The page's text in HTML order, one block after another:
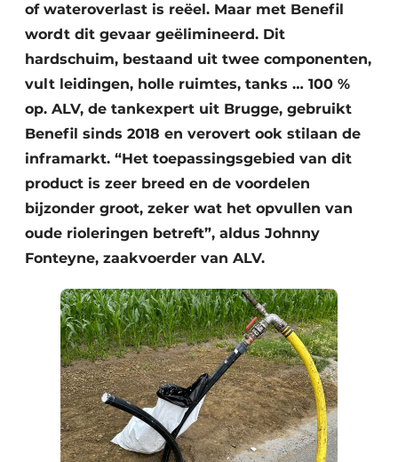
of wateroverlast is reëel. Maar met Benefil
wordt dit gevaar geëlimineerd. Dit
hardschuim, bestaand uit twee componenten,
vult leidingen, holle ruimtes, tanks … 100 %
op. ALV, de tankexpert uit Brugge, gebruikt
Benefil sinds 2018 en verovert ook stilaan de
inframarkt. “Het toepassingsgebied van dit
product is zeer breed en de voordelen
bijzonder groot, zeker wat het opvullen van
oude rioleringen betreft”, aldus Johnny
Fonteyne, zaakvoerder van ALV.